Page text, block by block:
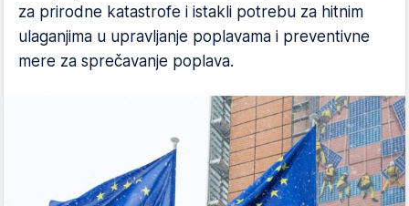
za prirodne katastrofe i istakli potrebu za hitnim
ulaganjima u upravljanje poplavama i preventivne
mere za sprečavanje poplava.